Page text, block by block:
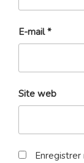
E-mail*
Site web